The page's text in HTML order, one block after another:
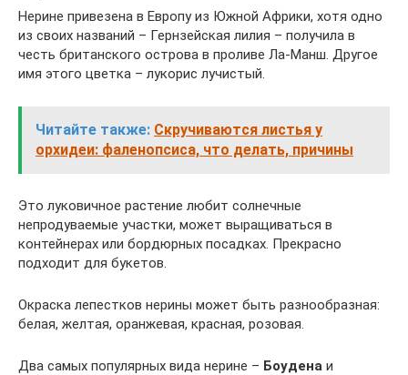
Нерине привезена в Европу из Южной Африки, хотя одно
из своих названий – Гернзейская лилия – получила в
честь британского острова в проливе Ла-Манш. Другое
имя этого цветка – лукорис лучистый.
Читайте также: Скручиваются листья у
орхидеи: фаленопсиса, что делать, причины
Это луковичное растение любит солнечные
непродуваемые участки, может выращиваться в
контейнерах или бордюрных посадках. Прекрасно
подходит для букетов.
Окраска лепестков нерины может быть разнообразная:
белая, желтая, оранжевая, красная, розовая.
Два самых популярных вида нерине – Боудена и